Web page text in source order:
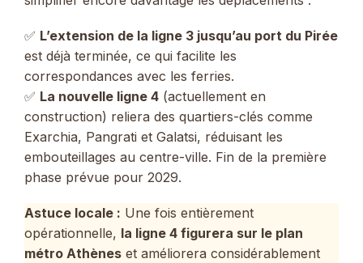
✅ L’extension de la ligne 3 jusqu’au port du Pirée
est déjà terminée, ce qui facilite les
correspondances avec les ferries.
✅ La nouvelle ligne 4 (actuellement en
construction) reliera des quartiers-clés comme
Exarchia, Pangrati et Galatsi, réduisant les
embouteillages au centre-ville. Fin de la première
phase prévue pour 2029.
Astuce locale : Une fois entièrement
opérationnelle, la ligne 4 figurera sur le plan
métro Athènes et améliorera considérablement